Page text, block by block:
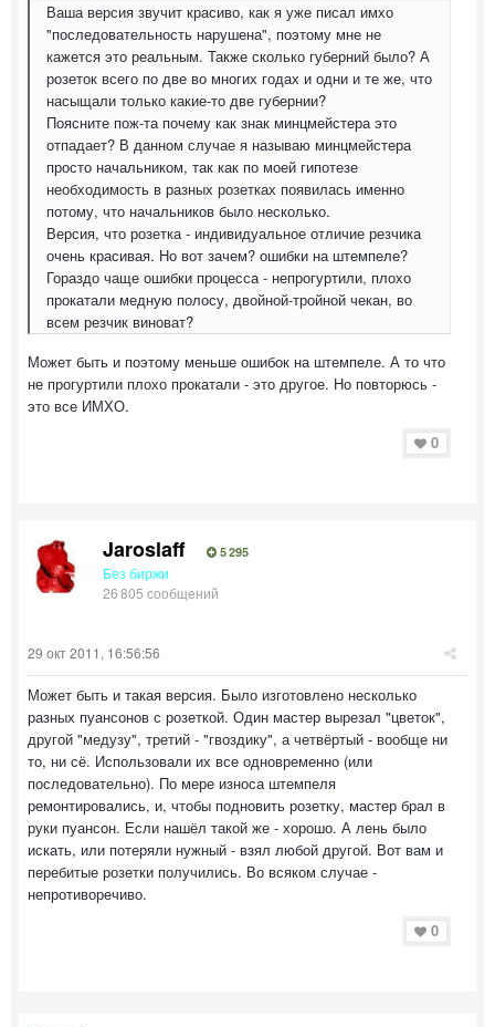
Ваша версия звучит красиво, как я уже писал имхо
"последовательность нарушена", поэтому мне не
кажется это реальным. Также сколько губерний было? А
розеток всего по две во многих годах и одни и те же, что
насыщали только какие-то две губернии?
Поясните пож-та почему как знак минцмейстера это
отпадает? В данном случае я называю минцмейстера
просто начальником, так как по моей гипотезе
необходимость в разных розетках появилась именно
потому, что начальников было несколько.
Версия, что розетка - индивидуальное отличие резчика
очень красивая. Но вот зачем? ошибки на штемпеле?
Гораздо чаще ошибки процесса - непрогуртили, плохо
прокатали медную полосу, двойной-тройной чекан, во
всем резчик виноват?
Может быть и поэтому меньше ошибок на штемпеле. А то что
не прогуртили плохо прокатали - это другое. Но повторюсь -
это все ИМХО.
0
Jaroslaff 5 295
Без биржи
26 805 сообщений
29 окт 2011, 16:56:56
Может быть и такая версия. Было изготовлено несколько
разных пуансонов с розеткой. Один мастер вырезал "цветок",
другой "медузу", третий - "гвоздику", а четвёртый - вообще ни
то, ни сё. Использовали их все одновременно (или
последовательно). По мере износа штемпеля
ремонтировались, и, чтобы подновить розетку, мастер брал в
руки пуансон. Если нашёл такой же - хорошо. А лень было
искать, или потеряли нужный - взял любой другой. Вот вам и
перебитые розетки получились. Во всяком случае -
непротиворечиво.
0